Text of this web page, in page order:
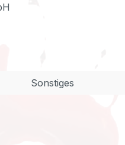
Sonstiges